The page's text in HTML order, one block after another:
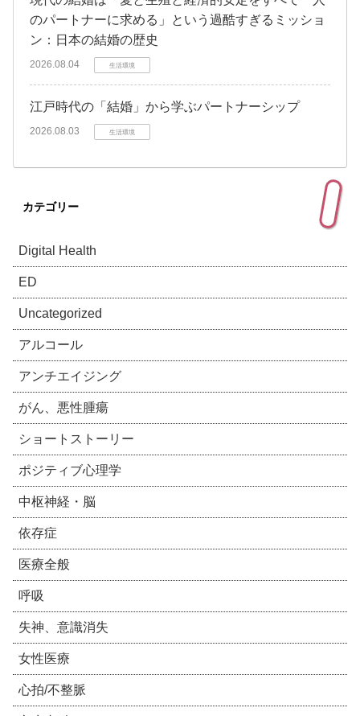
のパートナーに求める」という過酷すぎるミッショ
ン：日本の結婚の歴史
2026.08.04 生活環境
江戸時代の「結婚」から学ぶパートナーシップ
2026.08.03 生活環境
カテゴリー
Digital Health
ED
Uncategorized
アルコール
アンチエイジング
がん、悪性腫瘍
ショートストーリー
ポジティブ心理学
中枢神経・脳
依存症
医療全般
呼吸
失神、意識消失
女性医療
心拍/不整脈